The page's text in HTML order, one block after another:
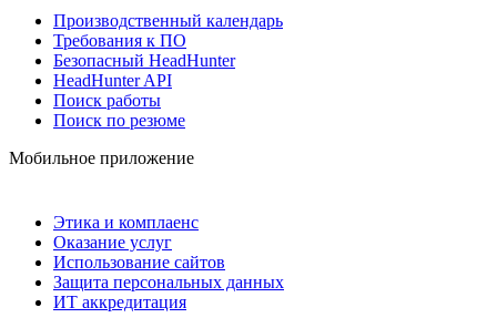
Производственный календарь
Требования к ПО
Безопасный HeadHunter
HeadHunter API
Поиск работы
Поиск по резюме
Мобильное приложение
Этика и комплаенс
Оказание услуг
Использование сайтов
Защита персональных данных
ИТ аккредитация